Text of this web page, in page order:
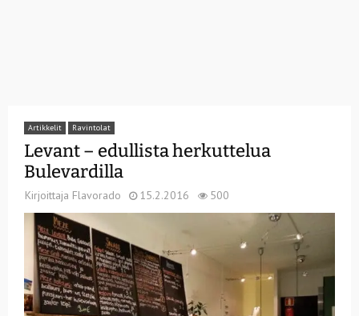
Artikkelit Ravintolat
Levant – edullista herkuttelua
Bulevardilla
Kirjoittaja Flavorado 15.2.2016 500